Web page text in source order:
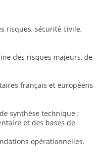
risques, sécurité civile,
des risques majeurs, de
français et européens
synthèse technique ;
et des bases de
opérationnelles.